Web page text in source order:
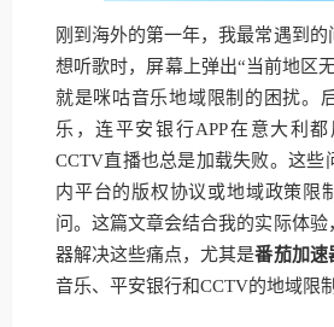
刚到海外的第一年，我最常遇到
想听歌时，屏幕上弹出“当前地
就是咪咕音乐地域限制的困扰。
乐，连平安银行APP在意大利
CCTV直播也总是加载失败。这些
内平台的版权协议或地域政策限
问。这篇文章会结合我的实际体
器解决这些痛点，尤其是番茄加速
音乐、平安银行和CCTV的地域限